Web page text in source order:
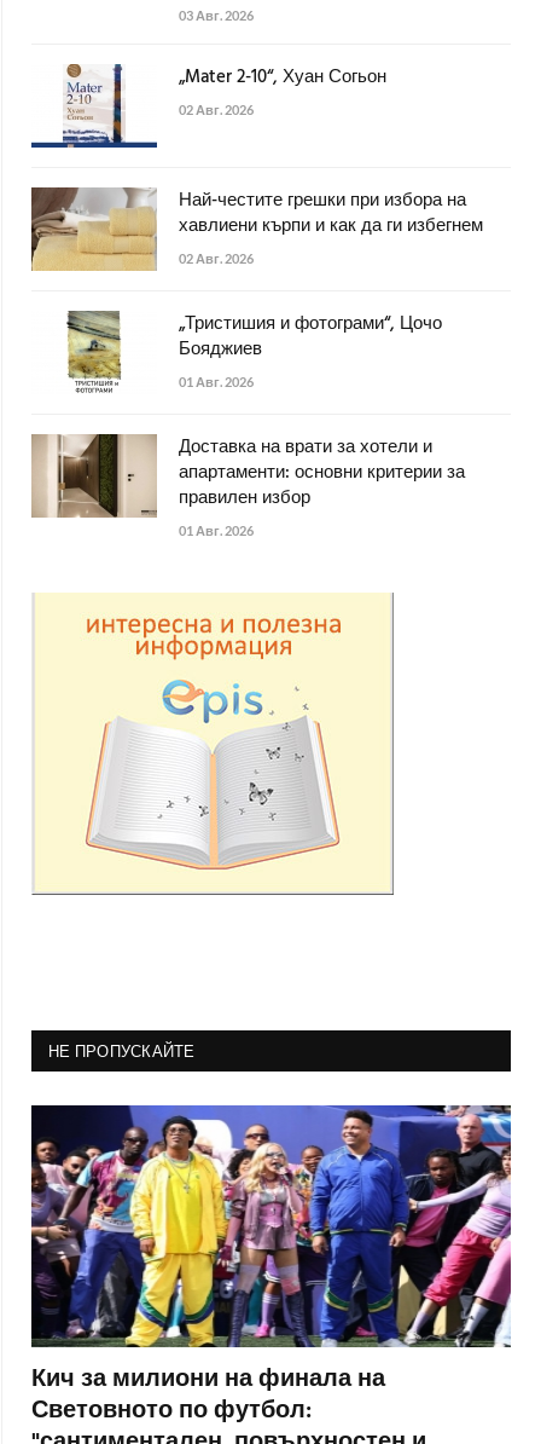
03 Авг. 2026
„Mater 2-10“, Хуан Согьон
02 Авг. 2026
Най-честите грешки при избора на
хавлиени кърпи и как да ги избегнем
02 Авг. 2026
„Тристишия и фотограми“, Цочо
Бояджиев
01 Авг. 2026
Доставка на врати за хотели и
апартаменти: основни критерии за
правилен избор
01 Авг. 2026
НЕ ПРОПУСКАЙТЕ
Кич за милиони на финала на
Световното по футбол: